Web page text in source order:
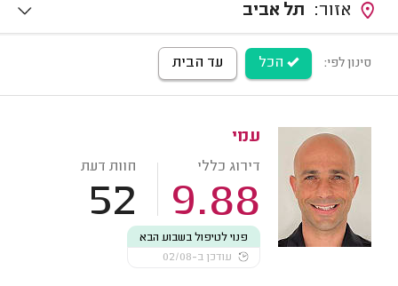
תל אביב
סינון לפי: הכל עד הבית
עמי
דירוג כללי
9.88
חוות דעת
52
פנוי לטיפול בשבוע הבא
עודכן ב-02/08